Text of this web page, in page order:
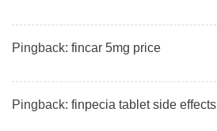
Pingback: fincar 5mg price
Pingback: finpecia tablet side effects